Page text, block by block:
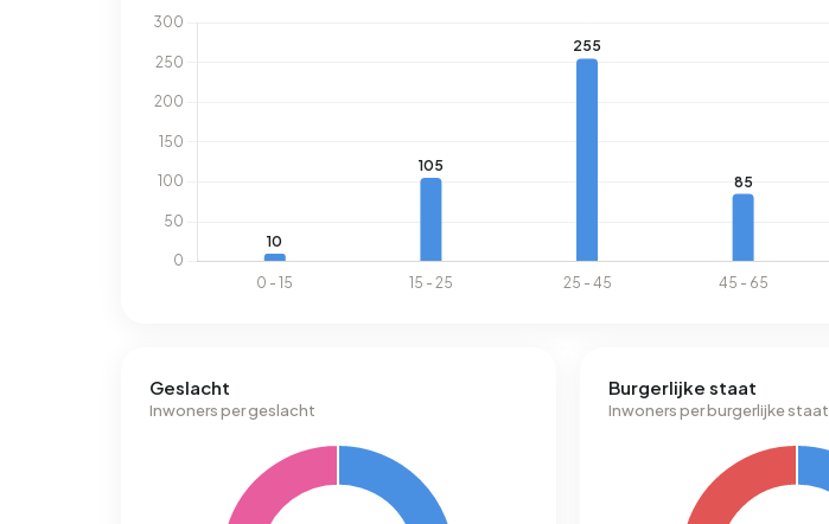
Geslacht
Inwoners per geslacht
Burgerlijke staat
Inwoners per burgerlijke staat